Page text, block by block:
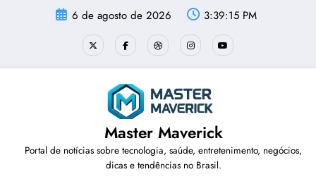
6 de agosto de 2026 3:39:16 PM
Master Maverick
Portal de notícias sobre tecnologia, saúde, entretenimento, negócios,
dicas e tendências no Brasil.